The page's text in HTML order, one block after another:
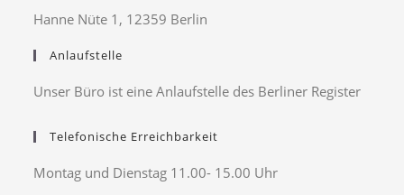
Hanne Nüte 1, 12359 Berlin
Anlaufstelle
Unser Büro ist eine Anlaufstelle des Berliner Register
Telefonische Erreichbarkeit
Montag und Dienstag 11.00- 15.00 Uhr